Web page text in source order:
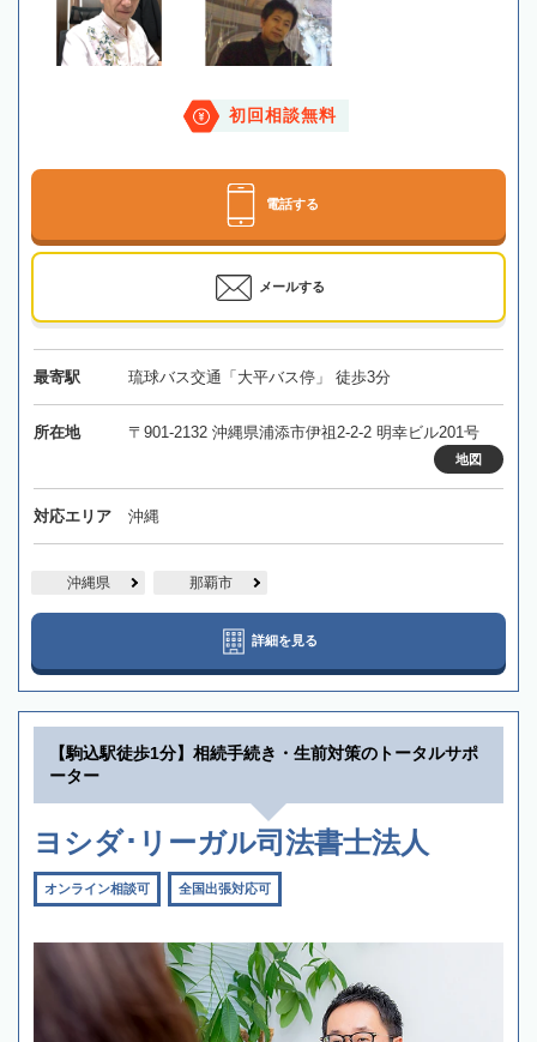
初回相談無料
電話する
メールする
最寄駅 琉球バス交通「大平バス停」 徒歩3分
所在地 〒901-2132 沖縄県浦添市伊祖2-2-2 明幸ビル201号
地図
対応エリア 沖縄
沖縄県 那覇市
詳細を見る
【駒込駅徒歩1分】相続手続き・生前対策のトータルサポ
ーター
ヨシダ･リーガル司法書士法人
オンライン相談可 全国出張対応可